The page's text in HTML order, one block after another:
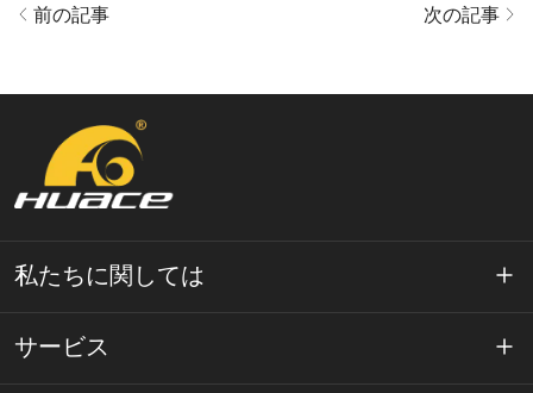
前の記事 次の記事
私たちに関しては
ワエースについて
サービス